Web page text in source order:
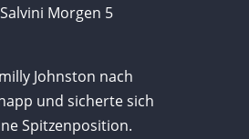
Morgen 5
Johnston nach
und sicherte sich
Spitzenposition.